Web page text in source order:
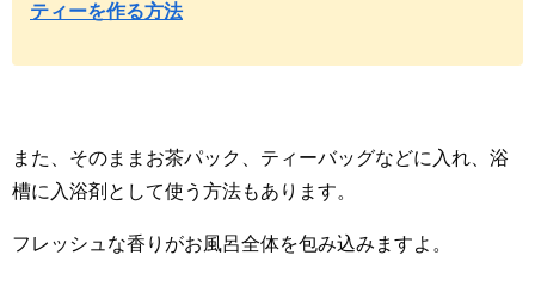
ティーを作る方法
また、そのままお茶パック、ティーバッグなどに入れ、浴
槽に入浴剤として使う方法もあります。
フレッシュな香りがお風呂全体を包み込みますよ。